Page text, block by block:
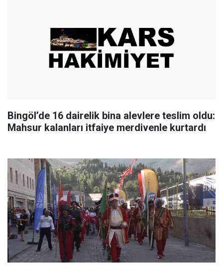
Bingöl’de 16 dairelik bina alevlere teslim oldu:
Mahsur kalanları itfaiye merdivenle kurtardı